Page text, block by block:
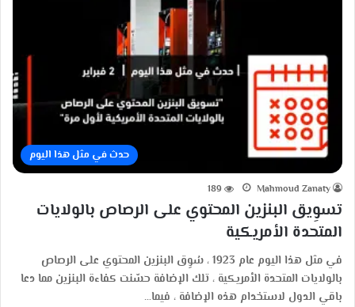
حدث في مثل هذا اليوم
Mahmoud Zanaty
189
تسوِيق البنزين المحتوي على الرصاص بالولايات
المتحدة الأمريكية
في مثل هذا اليوم عام 1923 ، سُوِق البنزين المحتوي على الرصاص
بالولايات المتحدة الأمريكية ، تلك الإضافة حسّنت كفاءة البنزين مما دعا
باقي الدول لاستخدام هذه الإضافة ، فيما…